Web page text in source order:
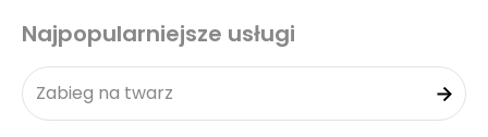
Najpopularniejsze usługi
Zabieg na twarz